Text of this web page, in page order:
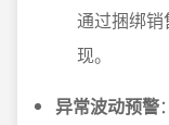
通过捆绑
现。
异常波动预警